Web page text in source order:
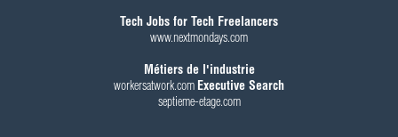
Tech Jobs for Tech Freelancers
www.nextmondays.com
Métiers de l'industrie
workersatwork.com Executive Search
septieme-etage.com